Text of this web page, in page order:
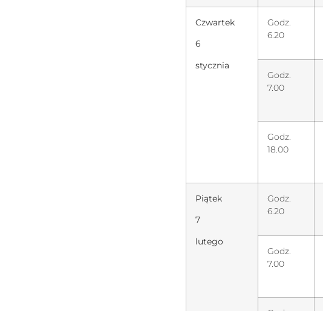
Czwartek
6
stycznia
Godz.
6.20
Godz.
7.00
Godz.
18.00
Piątek
7
lutego
Godz.
6.20
Godz.
7.00